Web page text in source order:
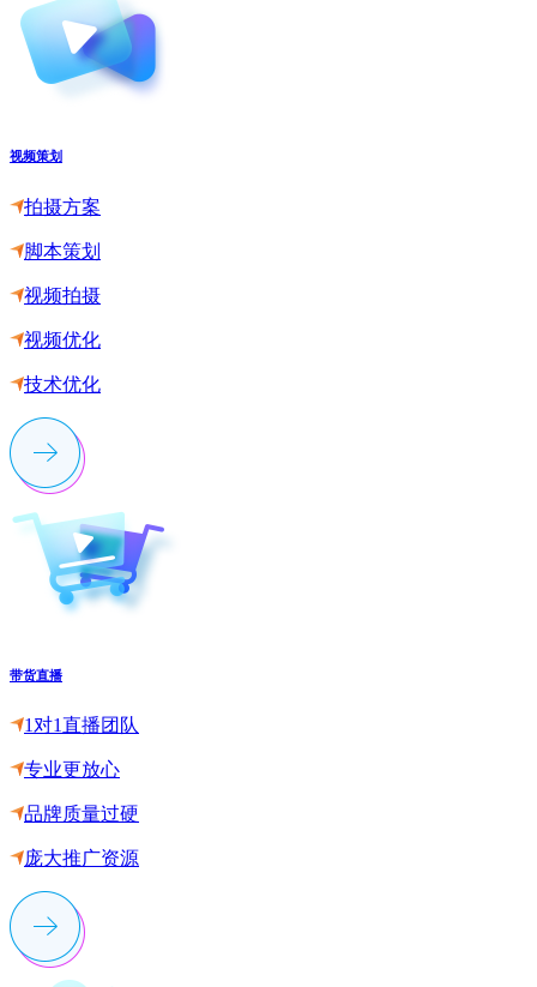
视频策划
拍摄方案
脚本策划
视频拍摄
视频优化
技术优化
带货直播
1对1直播团队
专业更放心
品牌质量过硬
庞大推广资源